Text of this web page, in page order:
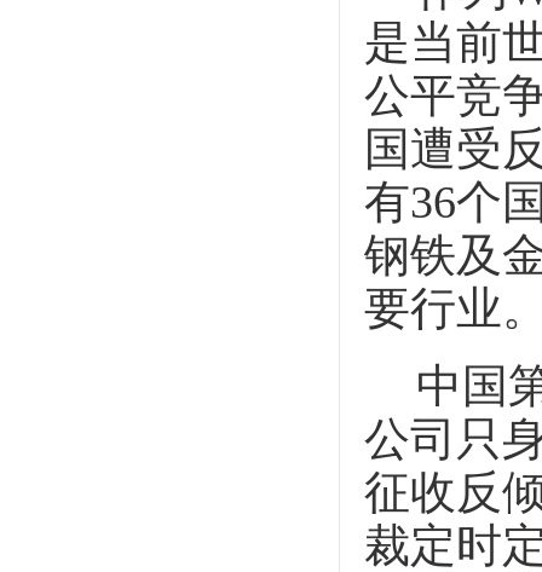
是当前
公平竞
国遭受
有36个
钢铁及
要行业
中国
公司只
征收反
裁定时